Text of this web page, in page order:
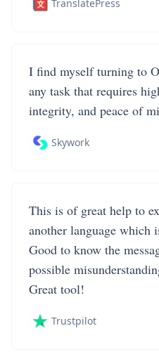
TranslatePress
I find myself turning to
any task that requires
integrity, and peace of
Skywork
This is of great help to
another language which
Good to know the
possible
Great tool!
Trustpilot